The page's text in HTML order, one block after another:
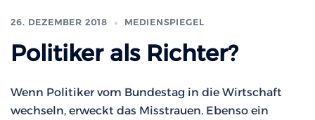
26. DEZEMBER 2018 MEDIENSPIEGEL
Politiker als Richter?
Wenn Politiker vom Bundestag in die Wirtschaft
wechseln, erweckt das Misstrauen. Ebenso ein